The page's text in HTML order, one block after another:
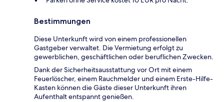
Bestimmungen
Diese Unterkunft wird von einem professionellen
Gastgeber verwaltet. Die Vermietung erfolgt zu
gewerblichen, geschäftlichen oder beruflichen Zwecken.
Dank der Sicherheitsausstattung vor Ort mit einem
Feuerlöscher, einem Rauchmelder und einem Erste-Hilfe-
Kasten können die Gäste dieser Unterkunft ihren
Aufenthalt entspannt genießen.